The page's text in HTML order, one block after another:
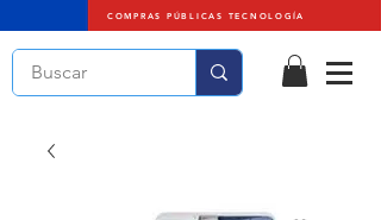
COMPRAS PÚBLICAS TECNOLOGÍA